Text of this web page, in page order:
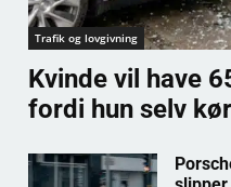
Trafik og lovgivning
Kvinde vil have
fordi hun selv